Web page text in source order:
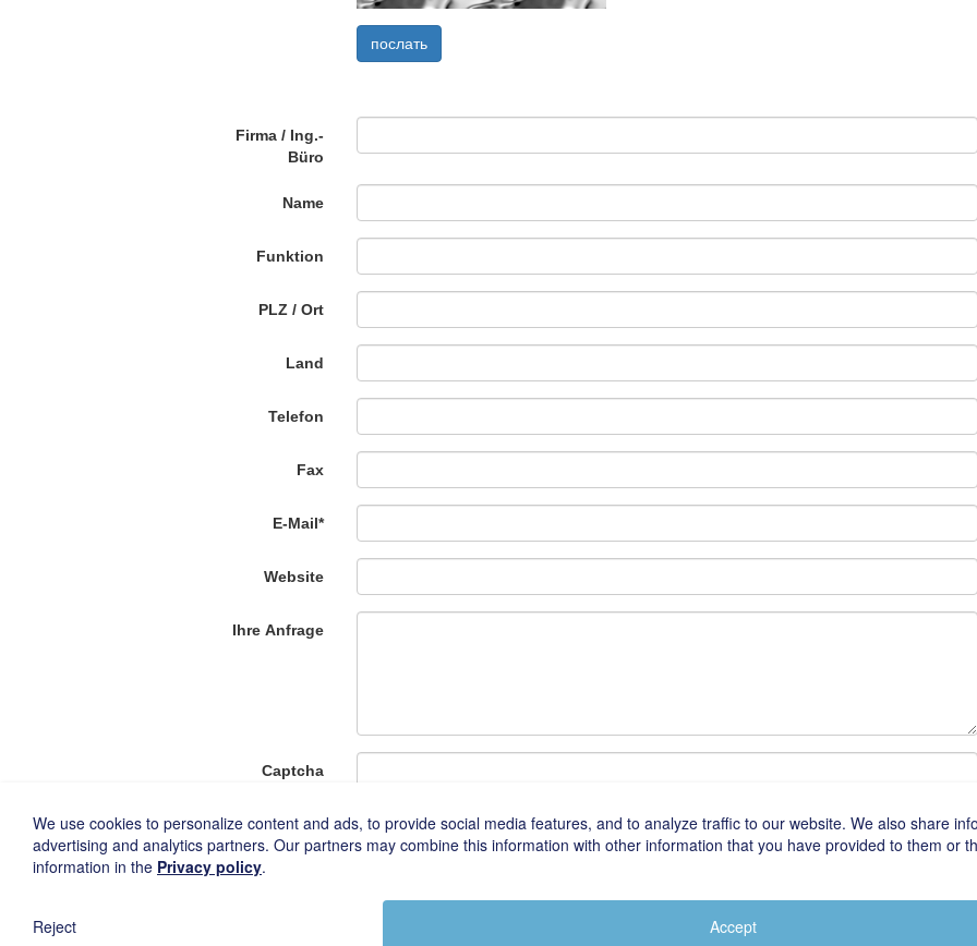
Firma / Ing.-
Büro
Name
Funktion
PLZ / Ort
Land
Telefon
Fax
E-Mail*
Website
Ihre Anfrage
Captcha
We use cookies to personalize content and ads, to provide social media features, and to analyze traffic to our website. We also share
advertising and analytics partners. Our partners may combine this information with other information that you have provided to them or
information in the Privacy policy.
Reject Accept